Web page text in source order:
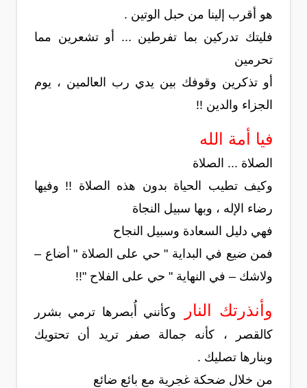
هو أقرب إلينا من حبل الوتين .
فليتك تدركين بما تفرطين ... أو تشعرين مما
تحرمين
أو تذكرين وقوفك بين يدي رب العالمين ، يوم
الجزاء والدين !!
فيا أمة الله
الصلاة ... الصلاة
وكيف تطيب الحياة بدون هذه الصلاة !! وفيها
رضاء الإله ، وبها سبيل النجاة
فهي دليل السعادة وسبيل النجاح
فمن ضيع في البداية " حي على الصلاة " أضاع –
ولاشك – في النهاية " حي على الفلاح "!!
وأنذرتك النار
وكأنني أُبصرها ترمي بشرر
كالقصر ، كأنه جمالة صفر تريد أن تحتويك
وبنارها تصليك .
من خلال ضحكة غجرية مع بائع ضائع